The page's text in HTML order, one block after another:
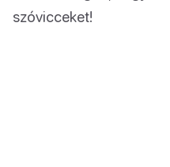
szóvicceket!